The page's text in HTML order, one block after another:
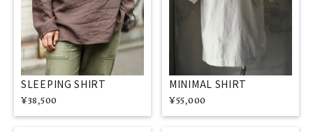
SLEEPING SHIRT
¥38,500
MINIMAL SHIRT
¥55,000